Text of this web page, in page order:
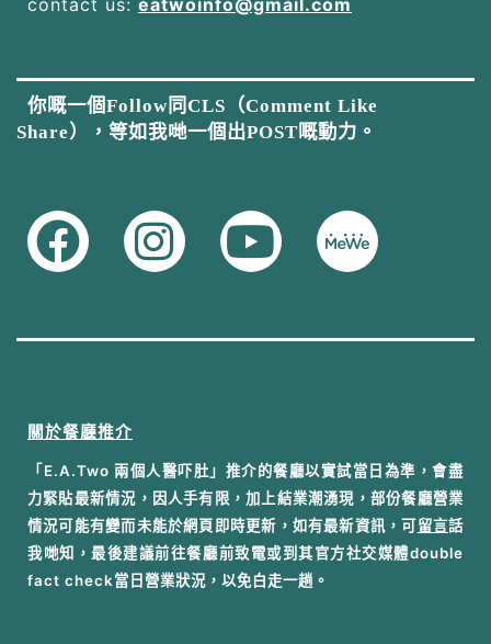
你嘅一個Follow同CLS（Comment Like
Share），等如我哋一個出POST嘅動力。
關於餐廳推介
「E.A.Two 兩個人醫吓肚」推介的餐廳以實試當日為準，會盡
力緊貼最新情況，因人手有限，加上結業潮湧現，部份餐廳營業
情況可能有變而未能於網頁即時更新，如有最新資訊，可留言話
我哋知，最後建議前往餐廳前致電或到其官方社交媒體double
fact check當日營業狀況，以免白走一趟。